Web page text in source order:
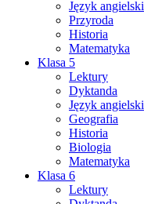
Język angielski
Przyroda
Historia
Matematyka
Klasa 5
Lektury
Dyktanda
Język angielski
Geografia
Historia
Biologia
Matematyka
Klasa 6
Lektury